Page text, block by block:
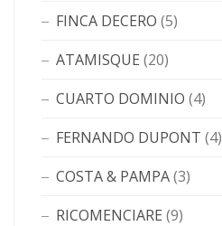
FINCA DECERO (5)
ATAMISQUE (20)
CUARTO DOMINIO (4)
FERNANDO DUPONT (4)
COSTA & PAMPA(3)
RICOMENCIARE (9)